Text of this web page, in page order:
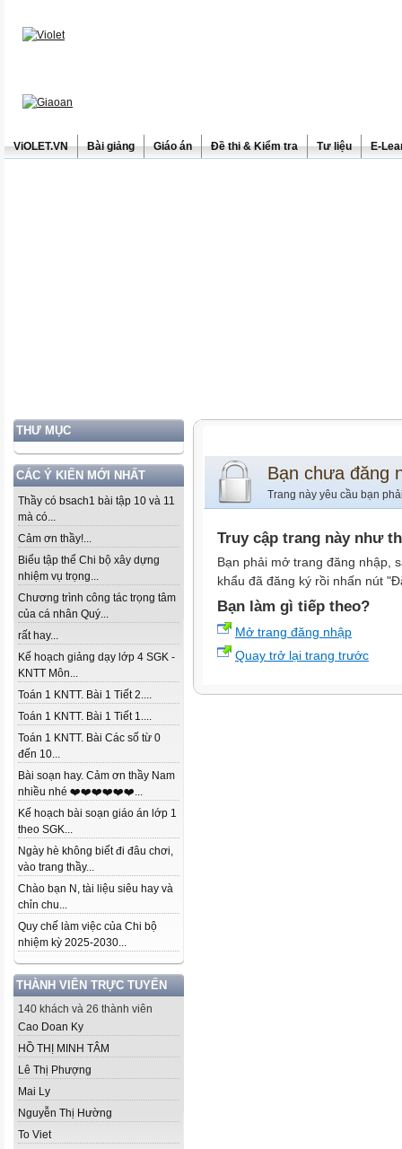
ViOLET.VN Bài giảng Giáo án Đề thi & Kiểm tra Tư liệu E-
THƯ MỤC
CÁC Ý KIẾN MỚI NHẤT
Thầy có bsach1 bài tập 10 và 11
mà có...
Cảm ơn thầy!...
Biểu tập thể Chi bộ xây dựng
nhiệm vụ trọng...
Chương trình công tác trọng tâm
của cá nhân Quý...
rất hay...
Kế hoạch giảng dạy lớp 4 SGK -
KNTT Môn...
Toán 1 KNTT. Bài 1 Tiết 2....
Toán 1 KNTT. Bài 1 Tiết 1....
Toán 1 KNTT. Bài Các số từ 0
đến 10...
Bài soạn hay. Cảm ơn thầy Nam
nhiều nhé ❤️❤️❤️❤️❤️❤️...
Kế hoạch bài soạn giáo án lớp 1
theo SGK...
Ngày hè không biết đi đâu chơi,
vào trang thầy...
Chào bạn N, tài liệu siêu hay và
chỉn chu...
Quy chế làm việc của Chi bộ
nhiệm kỳ 2025-2030...
THÀNH VIÊN TRỰC TUYẾN
140 khách và 26 thành viên
Cao Doan Ky
HỒ THỊ MINH TÂM
Lê Thị Phượng
Mai Ly
Nguyễn Thị Hường
To Viet
Bạn chưa đăng
Trang này yêu cầu bạn
Truy cập trang này như
Bạn phải mở trang đăng nhập,
khẩu đã đăng ký rồi nhấn nút
Bạn làm gì tiếp theo?
Mở trang đăng nhập
Quay trở lại trang trước